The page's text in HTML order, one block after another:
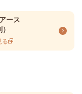
ース
る